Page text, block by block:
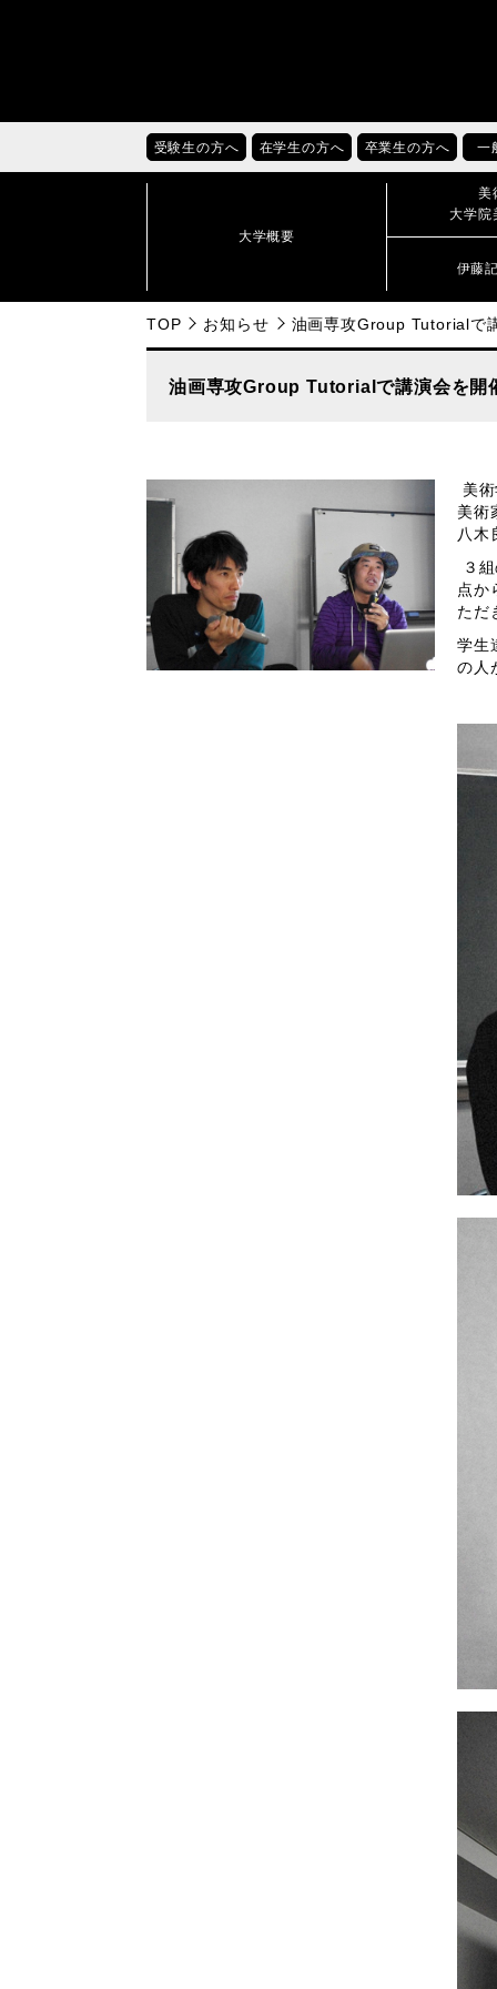
受験生の方へ 在学生の方へ 卒業生の方へ 一
大学概要
美
大学院
伊藤
TOP お知らせ 油画専攻Group Tutorialで
油画専攻Group Tutorialで講演会を開
美
美術
八木
３
点か
ただ
学生
の人